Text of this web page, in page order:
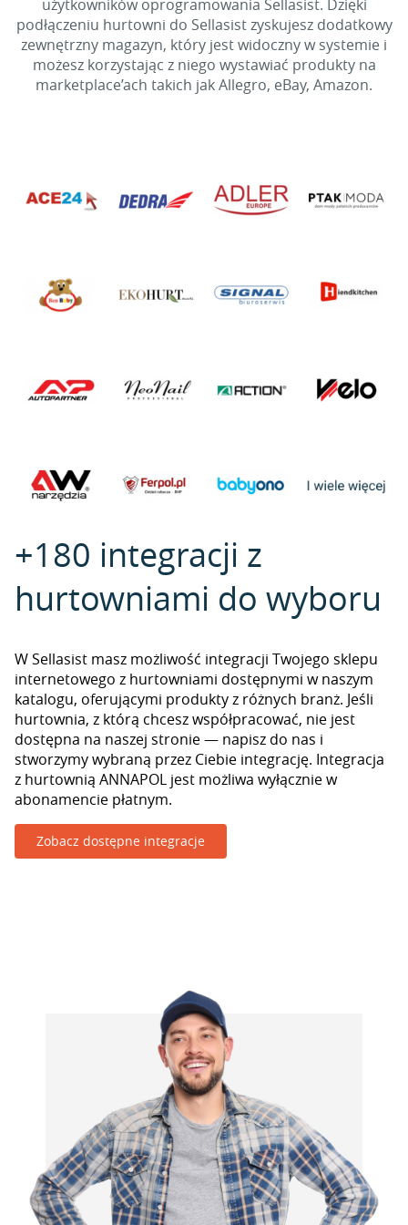
użytkowników oprogramowania Sellasist. Dzięki
podłączeniu hurtowni do Sellasist zyskujesz dodatkowy
zewnętrzny magazyn, który jest widoczny w systemie i
możesz korzystając z niego wystawiać produkty na
marketplace’ach takich jak Allegro, eBay, Amazon.
+180 integracji z
hurtowniami do wyboru
W Sellasist masz możliwość integracji Twojego sklepu
internetowego z hurtowniami dostępnymi w naszym
katalogu, oferującymi produkty z różnych branż. Jeśli
hurtownia, z którą chcesz współpracować, nie jest
dostępna na naszej stronie — napisz do nas i
stworzymy wybraną przez Ciebie integrację. Integracja
z hurtownią ANNAPOL jest możliwa wyłącznie w
abonamencie płatnym.
Zobacz dostępne integracje